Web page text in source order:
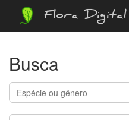
Flora Digital
Busca